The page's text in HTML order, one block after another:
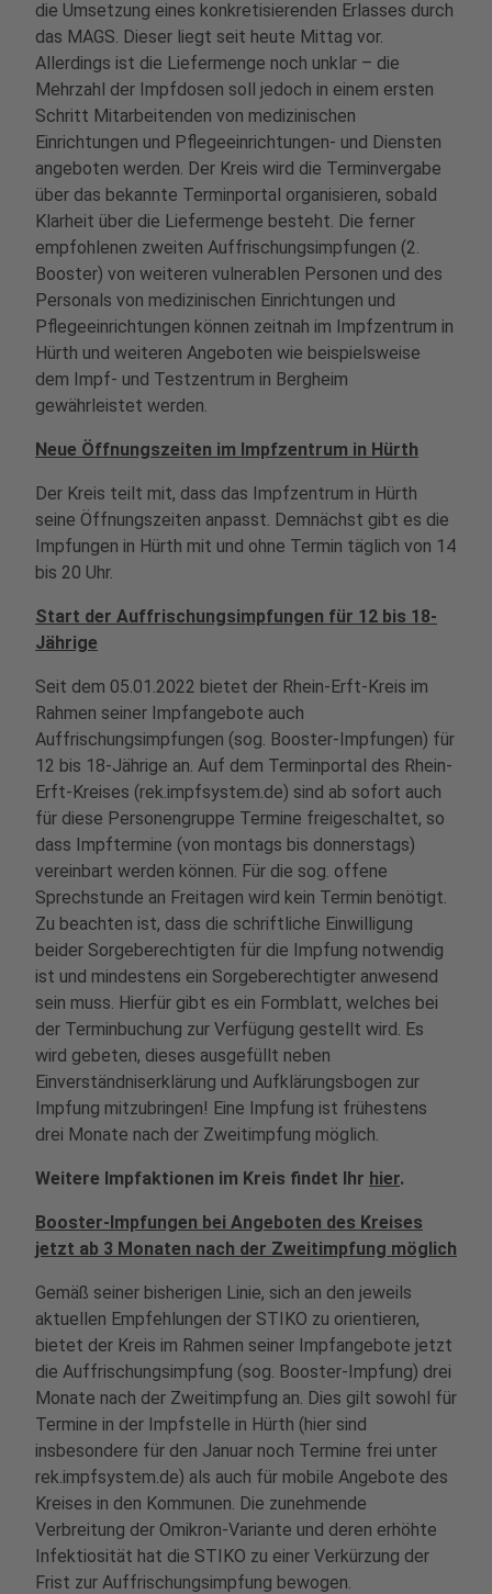
die Umsetzung eines konkretisierenden Erlasses durch
das MAGS. Dieser liegt seit heute Mittag vor.
Allerdings ist die Liefermenge noch unklar – die
Mehrzahl der Impfdosen soll jedoch in einem ersten
Schritt Mitarbeitenden von medizinischen
Einrichtungen und Pflegeeinrichtungen- und Diensten
angeboten werden. Der Kreis wird die Terminvergabe
über das bekannte Terminportal organisieren, sobald
Klarheit über die Liefermenge besteht. Die ferner
empfohlenen zweiten Auffrischungsimpfungen (2.
Booster) von weiteren vulnerablen Personen und des
Personals von medizinischen Einrichtungen und
Pflegeeinrichtungen können zeitnah im Impfzentrum in
Hürth und weiteren Angeboten wie beispielsweise
dem Impf- und Testzentrum in Bergheim
gewährleistet werden.
Neue Öffnungszeiten im Impfzentrum in Hürth
Der Kreis teilt mit, dass das Impfzentrum in Hürth
seine Öffnungszeiten anpasst. Demnächst gibt es die
Impfungen in Hürth mit und ohne Termin täglich von 14
bis 20 Uhr.
Start der Auffrischungsimpfungen für 12 bis 18-
Jährige
Seit dem 05.01.2022 bietet der Rhein-Erft-Kreis im
Rahmen seiner Impfangebote auch
Auffrischungsimpfungen (sog. Booster-Impfungen) für
12 bis 18-Jährige an. Auf dem Terminportal des Rhein-
Erft-Kreises (rek.impfsystem.de) sind ab sofort auch
für diese Personengruppe Termine freigeschaltet, so
dass Impftermine (von montags bis donnerstags)
vereinbart werden können. Für die sog. offene
Sprechstunde an Freitagen wird kein Termin benötigt.
Zu beachten ist, dass die schriftliche Einwilligung
beider Sorgeberechtigten für die Impfung notwendig
ist und mindestens ein Sorgeberechtigter anwesend
sein muss. Hierfür gibt es ein Formblatt, welches bei
der Terminbuchung zur Verfügung gestellt wird. Es
wird gebeten, dieses ausgefüllt neben
Einverständniserklärung und Aufklärungsbogen zur
Impfung mitzubringen! Eine Impfung ist frühestens
drei Monate nach der Zweitimpfung möglich.
Weitere Impfaktionen im Kreis findet Ihr hier.
Booster-Impfungen bei Angeboten des Kreises
jetzt ab 3 Monaten nach der Zweitimpfung möglich
Gemäß seiner bisherigen Linie, sich an den jeweils
aktuellen Empfehlungen der STIKO zu orientieren,
bietet der Kreis im Rahmen seiner Impfangebote jetzt
die Auffrischungsimpfung (sog. Booster-Impfung) drei
Monate nach der Zweitimpfung an. Dies gilt sowohl für
Termine in der Impfstelle in Hürth (hier sind
insbesondere für den Januar noch Termine frei unter
rek.impfsystem.de) als auch für mobile Angebote des
Kreises in den Kommunen. Die zunehmende
Verbreitung der Omikron-Variante und deren erhöhte
Infektiosität hat die STIKO zu einer Verkürzung der
Frist zur Auffrischungsimpfung bewogen.